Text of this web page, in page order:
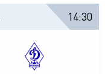
14:30